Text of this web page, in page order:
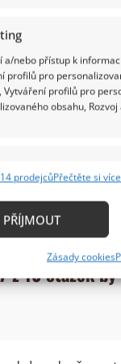
a/nebo přístup k
profilů pro
Vytváření profilů pro
obsahu,
zařízení na základě
aktivně
prodejcůPřečtěte si
PŘÍJMOUT
Zásady cookies
o
z 10 otázek